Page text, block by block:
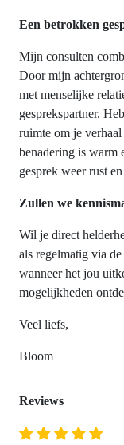
Een betrokken
Mijn consulten
Door mijn
met menselijke
gesprekspartner.
ruimte om je
benadering is warm
gesprek weer rust
Zullen we
Wil je direct
als regelmatig via
wanneer het jou
mogelijkheden
Veel liefs,
Bloom
Reviews